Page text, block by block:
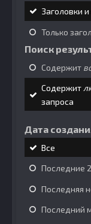
Заголовки
Только
Поиск
Содержит
Содержит
запроса
Дата
Все
Последние
Последняя
Последний